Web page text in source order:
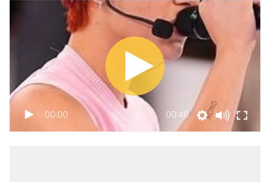
00:00 00:46